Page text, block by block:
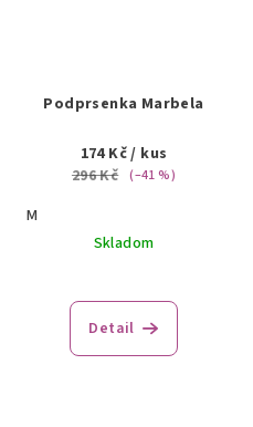
Podprsenka Marbela
174 Kč/ kus
296 Kč (–41 %)
M
Skladom
Detail